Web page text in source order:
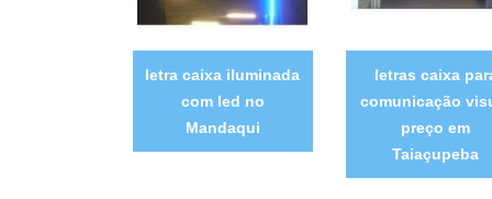
letra caixa iluminada
com led no
Mandaqui
letras caixa
comunicação
preço em
Taiaçupeba